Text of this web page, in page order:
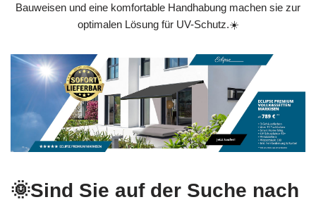
Bauweisen und eine komfortable Handhabung machen sie zur
optimalen Lösung für UV-Schutz.☀️
🌞Sind Sie auf der Suche nach